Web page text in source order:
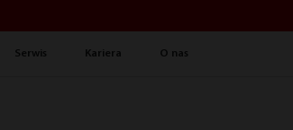
Serwis Kariera O nas